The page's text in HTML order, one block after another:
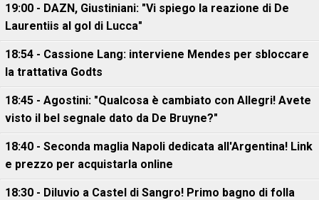
19:00 - DAZN, Giustiniani: "Vi spiego la reazione di De
Laurentiis al gol di Lucca"
18:54 - Cassione Lang: interviene Mendes per sbloccare
la trattativa Godts
18:45 - Agostini: "Qualcosa è cambiato con Allegri! Avete
visto il bel segnale dato da De Bruyne?"
18:40 - Seconda maglia Napoli dedicata all'Argentina! Link
e prezzo per acquistarla online
18:30 - Diluvio a Castel di Sangro! Primo bagno di folla